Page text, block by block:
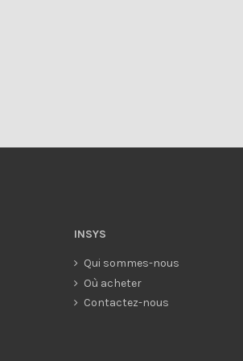
INSYS
Qui sommes-nous
Où acheter
Contactez-nous